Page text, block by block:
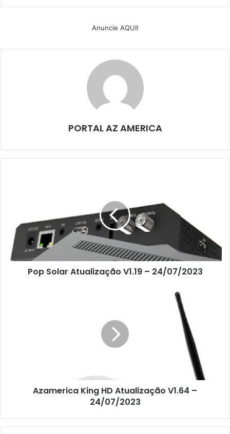
Anuncie AQUI!
PORTAL AZ AMERICA
Pop Solar Atualização V1.19 – 24/07/2023
Azamerica King HD Atualização V1.64 –
24/07/2023